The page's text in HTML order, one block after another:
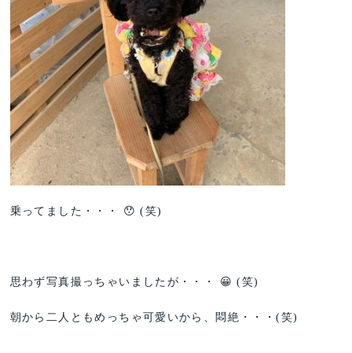
乗ってました・・・ 😯 (笑)
思わず写真撮っちゃいましたが・・・ 😀 (笑)
朝から二人ともめっちゃ可愛いから、悶絶・・・(笑)